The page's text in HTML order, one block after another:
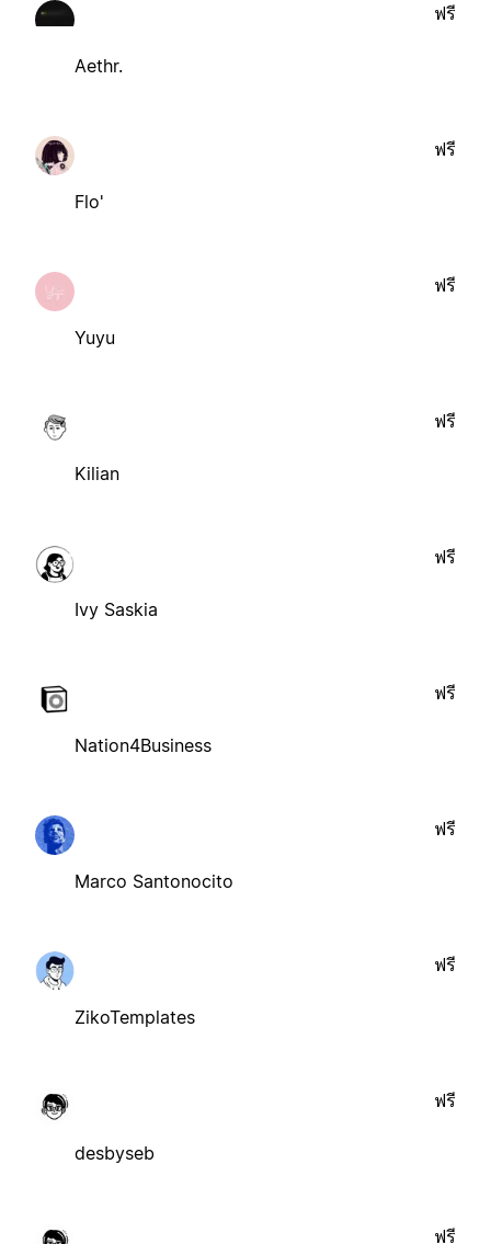
Aethr.
ฟรี
Flo'
ฟรี
Yuyu
ฟรี
Kilian
ฟรี
Ivy Saskia
ฟรี
Nation4Business
ฟรี
Marco Santonocito
ฟรี
ZikoTemplates
ฟรี
desbyseb
ฟรี
ฟรี